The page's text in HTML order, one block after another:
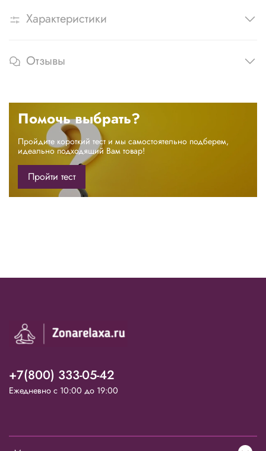
Характеристики
Отзывы
Помочь выбрать?
Пройдите короткий тест и мы самостоятельно подберем,
идеально подходящий Вам товар!
Пройти тест
+7(800) 333-05-42
Ежедневно с 10:00 до 19:00